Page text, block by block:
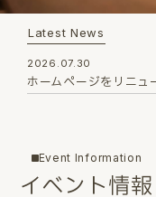
Latest News
2026.07.30
ホームページをリニュ
Event Information
イベント情報